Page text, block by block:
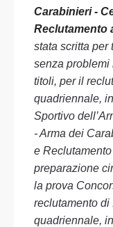
Carabinieri -
Reclutamento
stata scritta per
senza problemi
titoli, per il
quadriennale,
Sportivo
- Arma dei
e
preparazione
la prova
reclutamento di
quadriennale,